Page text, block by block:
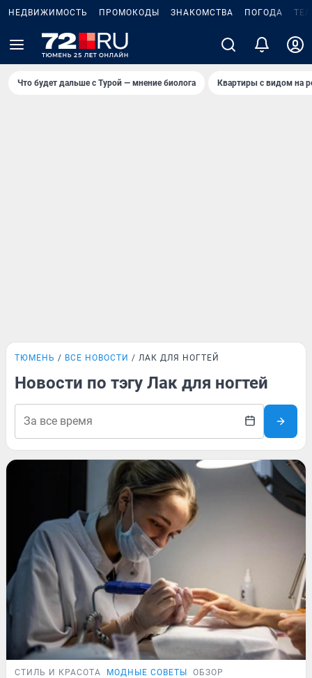
НЕДВИЖИМОСТЬ ПРОМОКОДЫ ЗНАКОМСТВА ПОГОДА
Что будет дальше с Турой — мнение биолога Квартиры с видом на
ТЮМЕНЬ ВСЕ НОВОСТИ ЛАК ДЛЯ НОГТЕЙ
Новости по тэгу Лак для ногтей
СТИЛЬ И КРАСОТА МОДНЫЕ СОВЕТЫ ОБЗОР